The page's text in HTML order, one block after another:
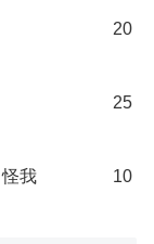
20
25
我 10